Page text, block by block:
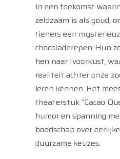
In een toekomst
zeldzaam is als goud,
tieners een
chocoladerepen. Hun
hen naar Ivoorkust,
realiteit achter onze
leren kennen. Het
theaterstuk “Cacao
humor en spanning
boodschap over
duurzame keuzes.